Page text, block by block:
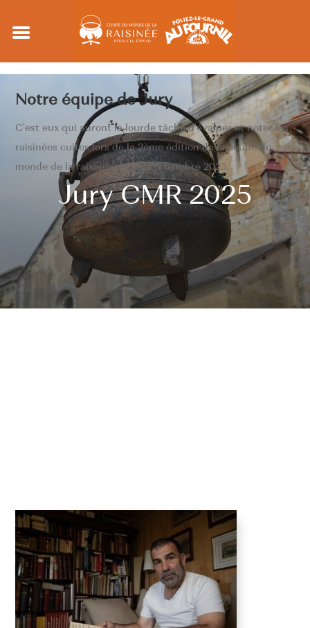
Jury CMR 2025
Notre équipe de Jury
C’est eux qui auront la lourde tâche d’évaluer et noter les
raisinées cuites lors de la 2ème édition de la coupe du
monde de la raisinée du 3 au 5 octobre 2025.